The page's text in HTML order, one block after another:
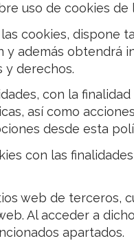
uso de cookies de
cookies, dispone
además obtendrá
y derechos.
con la
así como
desde esta
con las
web de terceros,
Al acceder a
apartados.